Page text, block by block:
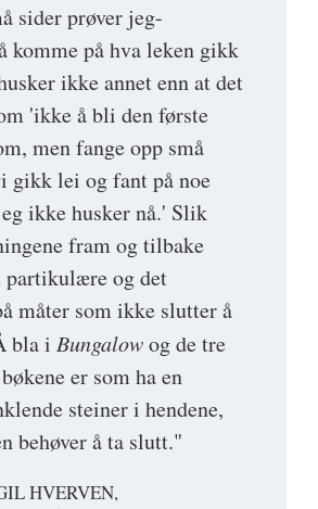
sider prøver jeg-
komme på hva leken gikk
ikke annet enn at det
'ikke å bli den første
men fange opp små
gikk lei og fant på noe
ikke husker nå.' Slik
fram og tilbake
og det
måter som ikke slutter å
bla i Bungalowog de tre
er som ha en
steiner i hendene,
behøver å ta slutt."
HVERVEN,